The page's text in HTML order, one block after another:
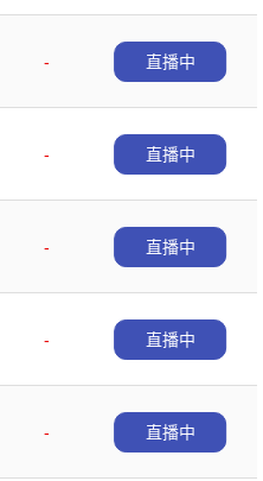
-
直播中
-
直播中
-
直播中
-
直播中
-
直播中